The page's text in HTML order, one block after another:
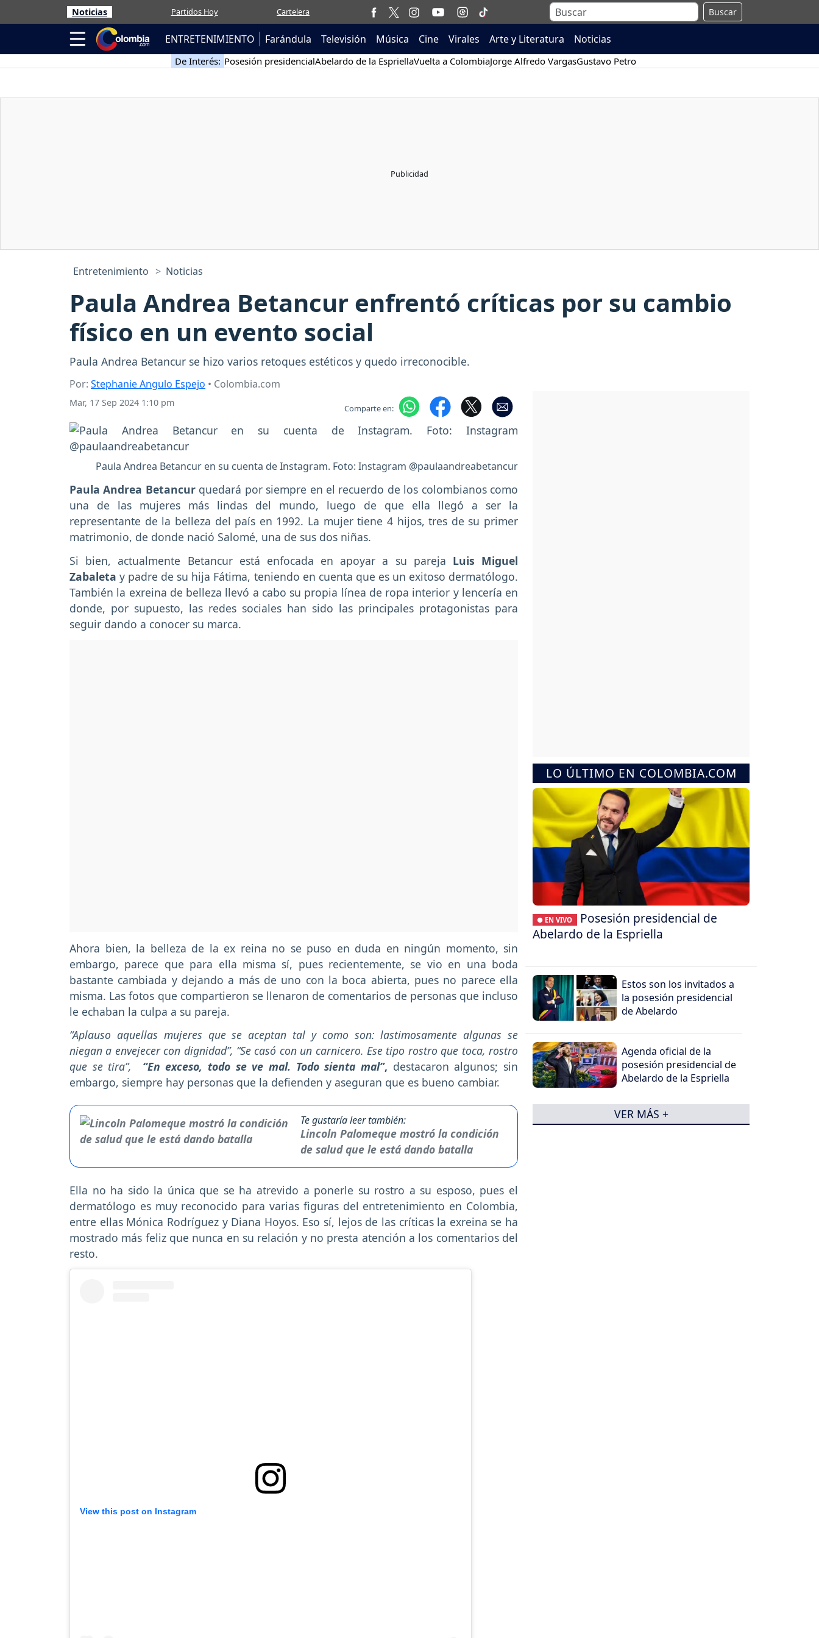
Noticias Partidos Hoy Cartelera Buscar
ENTRETENIMIENTO Farándula Televisión Música Cine Virales Arte y Literatura Noticias
De Interés: Posesión presidencialAbelardo de la EspriellaVuelta a ColombiaJorge Alfredo VargasGustavo Petro
Entretenimiento Noticias
Paula Andrea Betancur enfrentó críticas por su cambio
físico en un evento social
Paula Andrea Betancur se hizo varios retoques estéticos y quedo irreconocible.
Por: Stephanie Angulo Espejo • Colombia.com
Mar, 17 Sep 2024 1:10 pm Comparte en:
Paula Andrea Betancur en su cuenta de Instagram. Foto: Instagram @paulaandreabetancur
Paula Andrea Betancurquedará por siempre en el recuerdo de los colombianos como
una de las mujeres más lindas del mundo, luego de que ella llegó a ser la
representante de la belleza del país en 1992. La mujer tiene 4 hijos, tres de su primer
matrimonio, de donde nació Salomé, una de sus dos niñas.
Si bien, actualmente Betancur está enfocada en apoyar a su pareja Luis Miguel
Zabaletay padre de su hija Fátima, teniendo en cuenta que es un exitoso dermatólogo.
También la exreina de belleza llevó a cabo su propia línea de ropa interior y lencería en
donde, por supuesto, las redes sociales han sido las principales protagonistas para
seguir dando a conocer su marca.
Ahora bien, la belleza de la ex reina no se puso en duda en ningún momento, sin
embargo, parece que para ella misma sí, pues recientemente, se vio en una boda
bastante cambiada y dejando a más de uno con la boca abierta, pues no parece ella
misma. Las fotos que compartieron se llenaron de comentarios de personas que incluso
le echaban la culpa a su pareja.
“Aplauso aquellas mujeres que se aceptan tal y como son: lastimosamente algunas se
niegan a envejecer con dignidad”, “Se casó con un carnicero. Ese tipo rostro que toca, rostro
que se tira”,
“En exceso, todo se ve mal. Todo sienta mal”, destacaron algunos; sin
embargo, siempre hay personas que la defienden y aseguran que es bueno cambiar.
Te gustaría leer también:
Lincoln Palomeque mostró la condición
de salud que le está dando batalla
Ella no ha sido la única que se ha atrevido a ponerle su rostro a su esposo, pues el
dermatólogo es muy reconocido para varias figuras del entretenimiento en Colombia,
entre ellas Mónica Rodríguez y Diana Hoyos. Eso sí, lejos de las críticas la exreina se ha
mostrado más feliz que nunca en su relación y no presta atención a los comentarios del
resto.
View this post on Instagram
LO ÚLTIMO EN COLOMBIA.COM
● EN VIVO
Posesión presidencial de
Abelardo de la Espriella
Estos son los invitados a
la posesión presidencial
de Abelardo
Agenda oficial de la
posesión presidencial de
Abelardo de la Espriella
VER MÁS +